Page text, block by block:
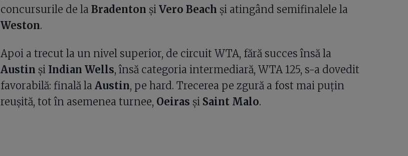
concursurile de la Bradenton și Vero Beach și atingând semifinalele la
Weston.
Apoi a trecut la un nivel superior, de circuit WTA, fără succes însă la
Austin și Indian Wells, însă categoria intermediară, WTA 125, s-a dovedit
favorabilă: finală la Austin, pe hard. Trecerea pe zgură a fost mai puțin
reușită, tot în asemenea turnee, Oeiras și Saint Malo.